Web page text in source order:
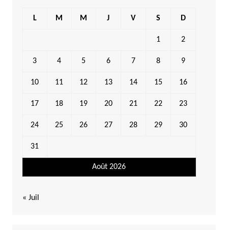
Août 2026
L M M J V S D
1 2
3 4 5 6 7 8 9
10 11 12 13 14 15 16
17 18 19 20 21 22 23
24 25 26 27 28 29 30
31
« Juil